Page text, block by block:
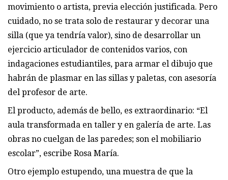
movimiento o artista, previa elección justificada. Pero
cuidado, no se trata solo de restaurar y decorar una
silla (que ya tendría valor), sino de desarrollar un
ejercicio articulador de contenidos varios, con
indagaciones estudiantiles, para armar el dibujo que
habrán de plasmar en las sillas y paletas, con asesoría
del profesor de arte.
El producto, además de bello, es extraordinario: “El
aula transformada en taller y en galería de arte. Las
obras no cuelgan de las paredes; son el mobiliario
escolar”, escribe Rosa María.
Otro ejemplo estupendo, una muestra de que la